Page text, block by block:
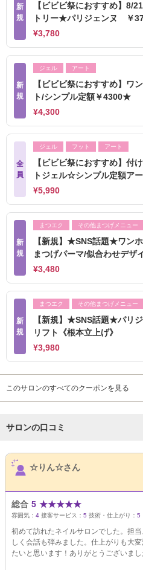
新
規
【ビビビ祭におすすめ】8/
トリー★パリジェンヌ ￥
¥3,780
新
規
ジェル アート
【ビビビ祭におすすめ】ワ
ト/シンプル定額￥4300★
¥4,300
全
員
ジェル フット アート
【ビビビ祭におすすめ】付
トジェル☆シンプル定額ア
¥5,990
新
規
まつエク その他まつげメニュー
【新規】★SNS話題★ワン
まつげパーマ/似合わせデザ
¥3,480
新
規
まつエク その他まつげメニュー
【新規】★SNS話題★パリ
リフト《根本立上げ》
¥3,980
このサロンのすべてのクーポンを見る
サロンの口コミ
サロンPick Up
☆りん☆さん
総合 5 ★★★★★
雰囲気： 4 接客サービス： 5 技術・仕上がり： 5
初めて訪れたネイルサロンでした。担
しく会話も弾みました。仕上がりも大
たいと思います！ありがとうございまし